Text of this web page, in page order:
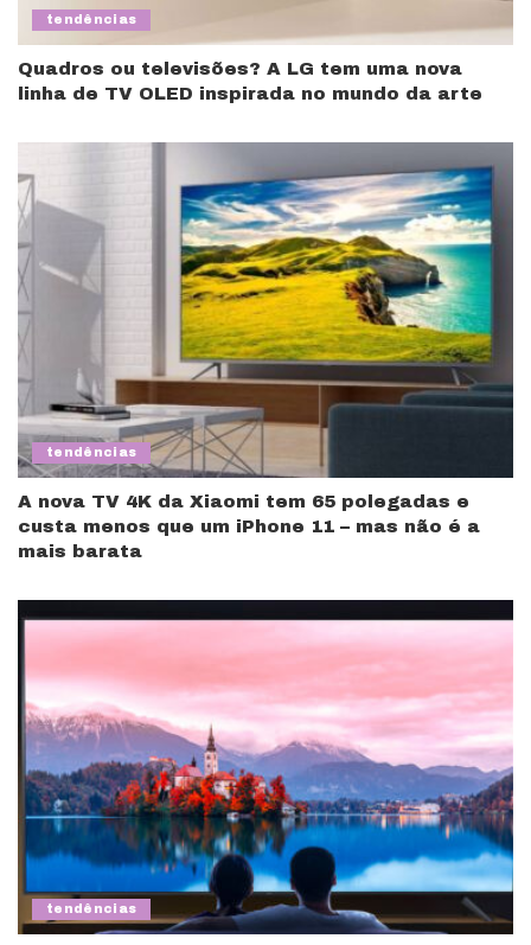
tendências
Quadros ou televisões? A LG tem uma nova
linha de TV OLED inspirada no mundo da arte
tendências
A nova TV 4K da Xiaomi tem 65 polegadas e
custa menos que um iPhone 11 – mas não é a
mais barata
tendências